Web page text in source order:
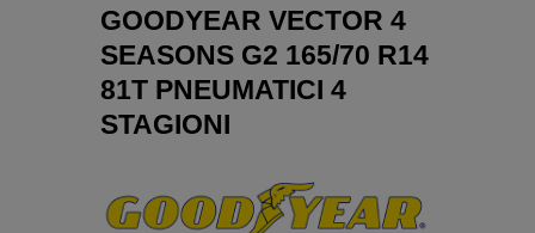
GOODYEAR VECTOR 4
SEASONS G2 165/70 R14
81T PNEUMATICI 4
STAGIONI